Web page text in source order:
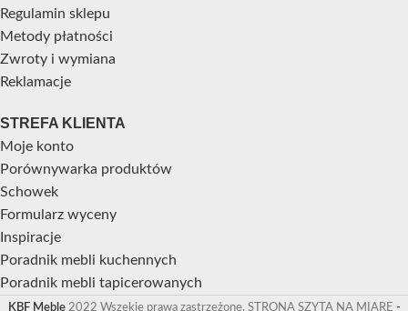
Regulamin sklepu
Metody płatności
Zwroty i wymiana
Reklamacje
STREFA KLIENTA
Moje konto
Porównywarka produktów
Schowek
Formularz wyceny
Inspiracje
Poradnik mebli kuchennych
Poradnik mebli tapicerowanych
KBF Meble 2022 Wszekie prawa zastrzeżone. STRONA SZYTA NA MIARĘ -